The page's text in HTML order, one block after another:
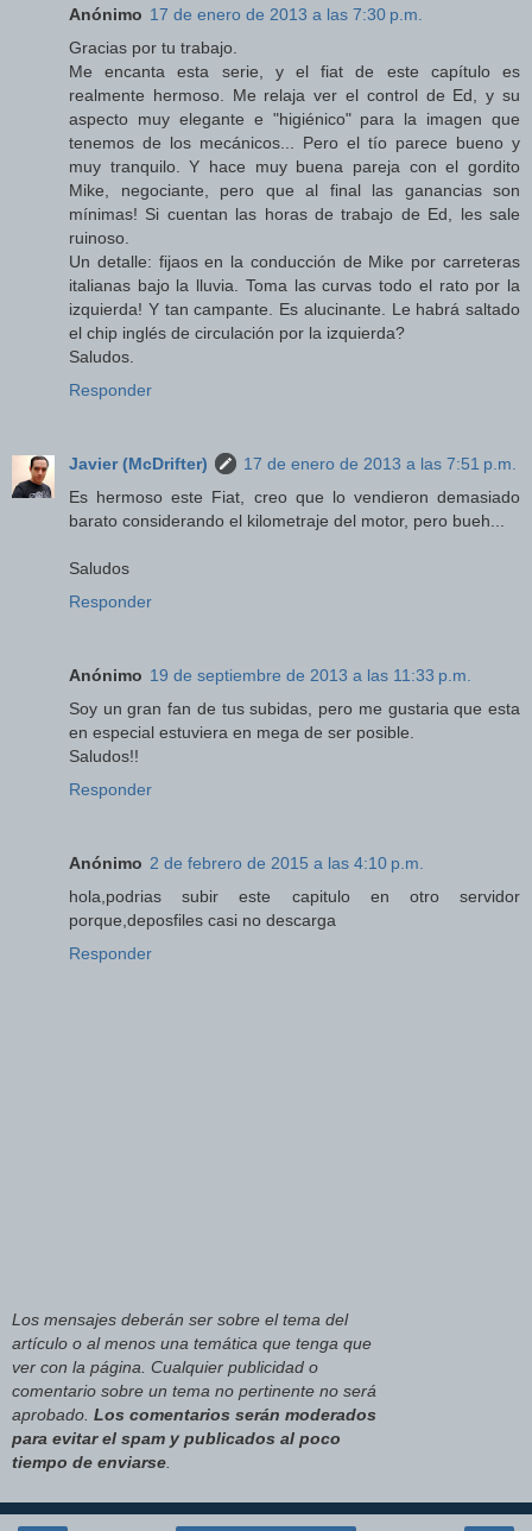
Anónimo 17 de enero de 2013 a las 7:30 p.m.
Gracias por tu trabajo.
Me encanta esta serie, y el fiat de este capítulo es
realmente hermoso. Me relaja ver el control de Ed, y su
aspecto muy elegante e "higiénico" para la imagen que
tenemos de los mecánicos... Pero el tío parece bueno y
muy tranquilo. Y hace muy buena pareja con el gordito
Mike, negociante, pero que al final las ganancias son
mínimas! Si cuentan las horas de trabajo de Ed, les sale
ruinoso.
Un detalle: fijaos en la conducción de Mike por carreteras
italianas bajo la lluvia. Toma las curvas todo el rato por la
izquierda! Y tan campante. Es alucinante. Le habrá saltado
el chip inglés de circulación por la izquierda?
Saludos.
Responder
Javier (McDrifter)
17 de enero de 2013 a las 7:51 p.m.
Es hermoso este Fiat, creo que lo vendieron demasiado
barato considerando el kilometraje del motor, pero bueh...
Saludos
Responder
Anónimo 19 de septiembre de 2013 a las 11:33 p.m.
Soy un gran fan de tus subidas, pero me gustaria que esta
en especial estuviera en mega de ser posible.
Saludos!!
Responder
Anónimo 2 de febrero de 2015 a las 4:10 p.m.
hola,podrias subir este capitulo en otro servidor
porque,deposfiles casi no descarga
Responder
Los mensajes deberán ser sobre el tema del
artículo o al menos una temática que tenga que
ver con la página. Cualquier publicidad o
comentario sobre un tema no pertinente no será
aprobado. Los comentarios serán moderados
para evitar el spam y publicados al poco
tiempo de enviarse